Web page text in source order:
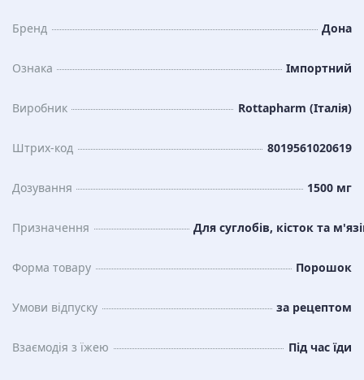
Бренд Дона
Ознака Імпортний
Виробник Rottapharm (Італія)
Штрих-код 8019561020619
Дозування 1500 мг
Призначення Для суглобів, кісток та
Форма товару Порошок
Умови відпуску за рецептом
Взаємодія з їжею Під час їди